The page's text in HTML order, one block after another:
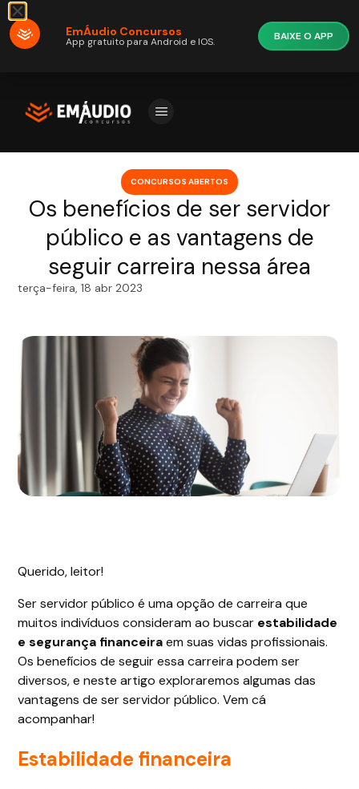
CONCURSOS ABERTOS
Os benefícios de ser servidor
público e as vantagens de
seguir carreira nessa área
terça-feira, 18 abr 2023
Querido, leitor!
Ser servidor público é uma opção de carreira que
muitos indivíduos consideram ao buscar estabilidade
e segurança financeiraem suas vidas profissionais.
Os benefícios de seguir essa carreira podem ser
diversos, e neste artigo exploraremos algumas das
vantagens de ser servidor público. Vem cá
acompanhar!
Estabilidade financeira
EmÁudio Concursos
App gratuito para Android e IOS. BAIXE O APP